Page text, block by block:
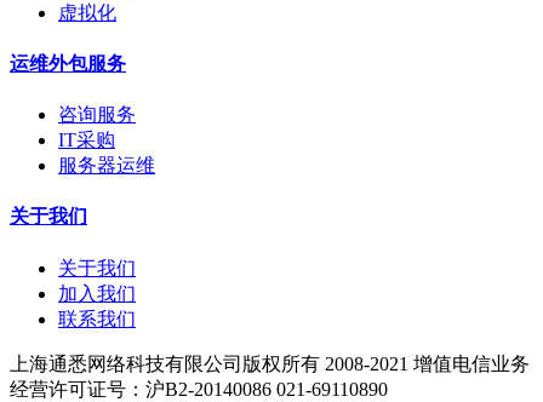
虚拟化
运维外包服务
咨询服务
IT采购
服务器运维
关于我们
关于我们
加入我们
联系我们
上海通悉网络科技有限公司版权所有 2008-2021 增值电信业务
经营许可证号：沪B2-20140086 021-69110890